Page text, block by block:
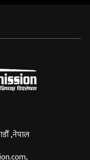
,नेपाल
,